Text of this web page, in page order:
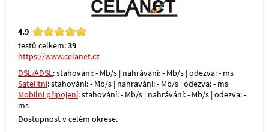
4.9
testů celkem:39
https://www.celanet.cz
DSL/ADSL: stahování: - Mb/s | nahrávání: - Mb/s | odezva: - ms
Satelitní: stahování: - Mb/s | nahrávání: - Mb/s | odezva: - ms
Mobilní připojení: stahování: - Mb/s | nahrávání: - Mb/s | odezva: -
ms
Dostupnost v celém okrese.